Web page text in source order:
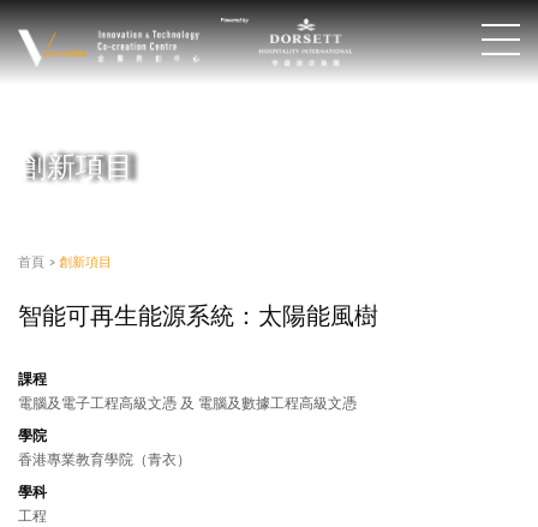
創新項目
首頁 > 創新項目
智能可再生能源系統：太陽能風樹
課程
電腦及電子工程高級文憑 及 電腦及數據工程高級文憑
學院
香港專業教育學院（青衣）
學科
工程